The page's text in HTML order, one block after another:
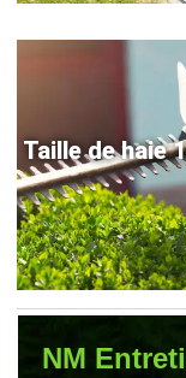
Taille de haie
NM